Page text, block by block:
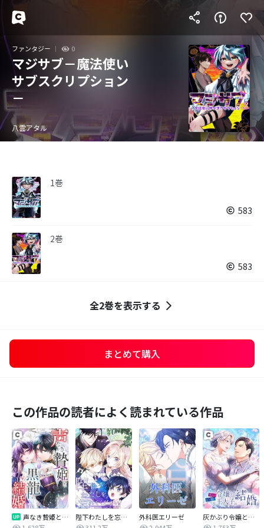
ファンタジー 0
マジサブ－魔法使い
サブスクリプション
－
八雲アタル
1巻
583
2巻
583
全2巻を表示する
まとめて購入
この作品の読者によく読まれている作品
声なき贄姫と黒龍の結婚
陛下わたしを忘れてください
外科医エリーゼ
灰かぶり令嬢と行き遅れ元王太子の結婚